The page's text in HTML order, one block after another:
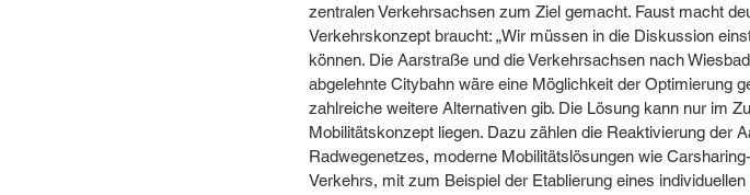
zentralen Verkehrsachsen zum Ziel gemacht. Faust macht
Verkehrskonzept braucht: „Wir müssen in die Diskussion
können. Die Aarstraße und die Verkehrsachsen nach
abgelehnte Citybahn wäre eine Möglichkeit der Optimierung
zahlreiche weitere Alternativen gib. Die Lösung kann nur im
Mobilitätskonzept liegen. Dazu zählen die Reaktivierung der
Radwegenetzes, moderne Mobilitätslösungen wie
Verkehrs, mit zum Beispiel der Etablierung eines